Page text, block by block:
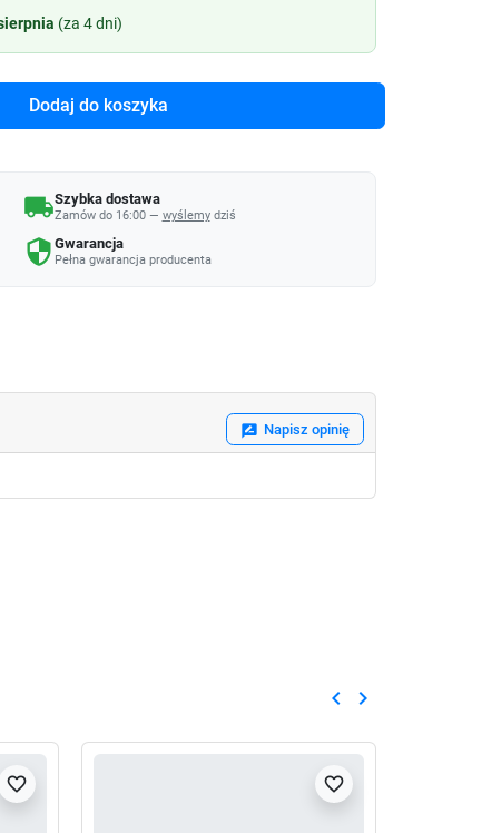
(za 4 dni)
Dodaj do koszyka
local_shippingSzybka dostawa
Zamów do 16:00 — wyślemydziś
security Gwarancja
Pełna gwarancja producenta
rate_review Napisz opinię
Poprzedni
keyboard_arrow_left Następny
keyboard_arrow_right
favorite_border favorite_border